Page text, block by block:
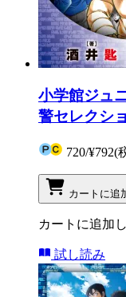
小学館ジュ
警セレクシ
720/¥792(
カートに追
カートに追加
試し読み